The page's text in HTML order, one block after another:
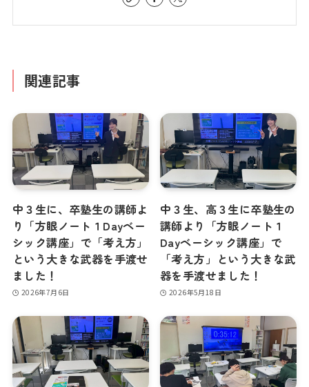
関連記事
中３生に、卒塾生の講師よ
り「方眼ノート１Dayベー
シック講座」で「考え方」
という大きな武器を手渡せ
ました！
2026年7月6日
中３生、高３生に卒塾生の
講師より「方眼ノート１
Dayベーシック講座」で
「考え方」という大きな武
器を手渡せました！
2026年5月18日